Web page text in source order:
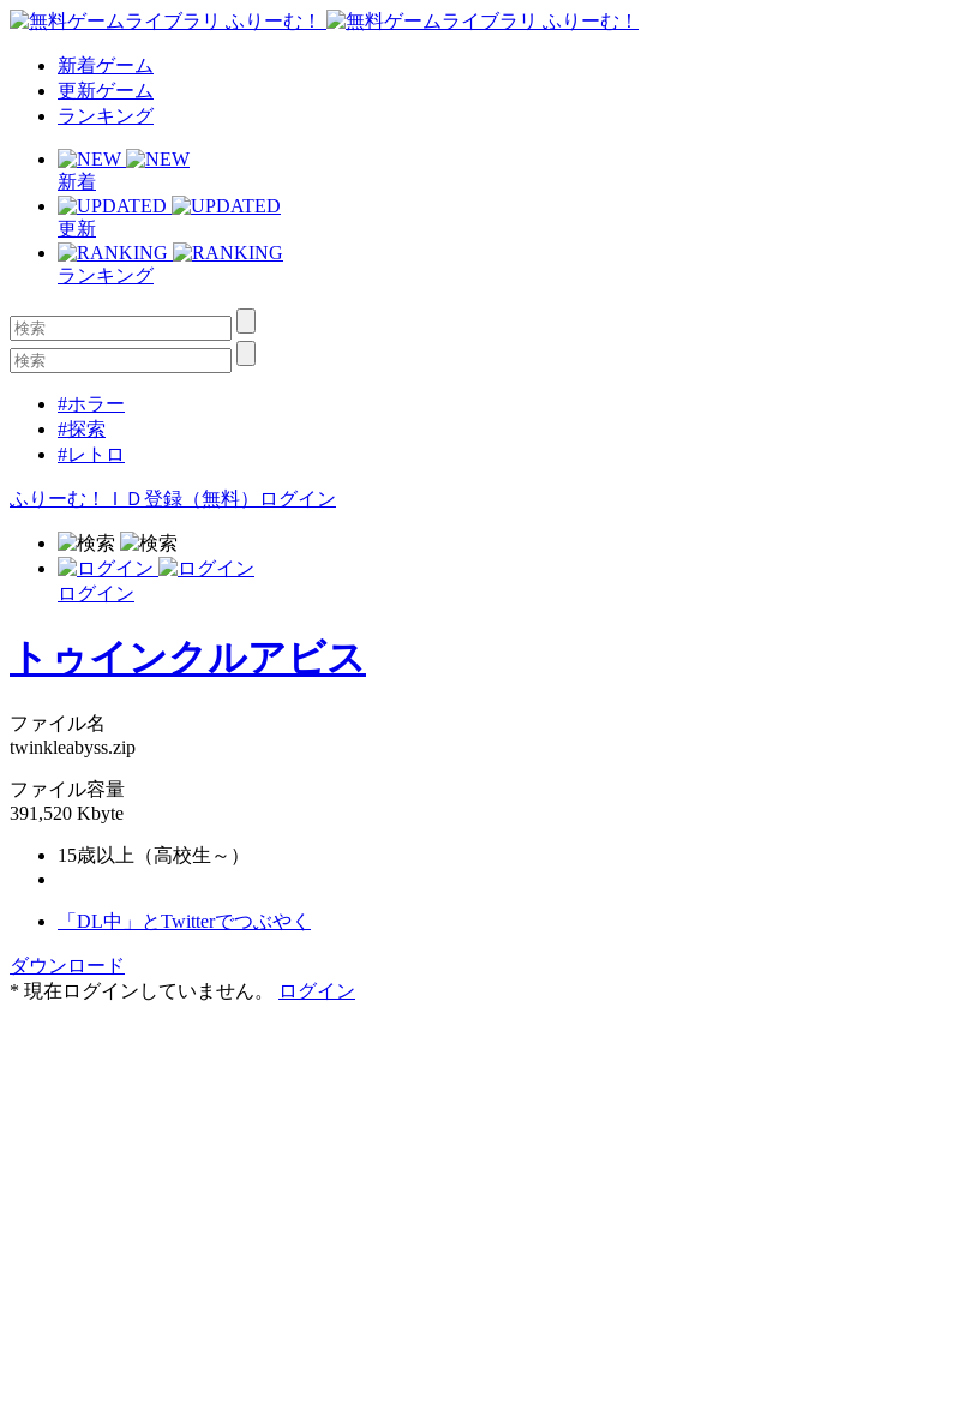
新着ゲーム
更新ゲーム
ランキング
新着
更新
ランキング
#ホラー
#探索
#レトロ
ふりーむ！ＩＤ登録（無料） ログイン
ログイン
トゥインクルアビス
ファイル名
twinkleabyss.zip
ファイル容量
391,520 Kbyte
15歳以上（高校生～）
「DL中」とTwitterでつぶやく
ダウンロード
* 現在ログインしていません。
ログイン